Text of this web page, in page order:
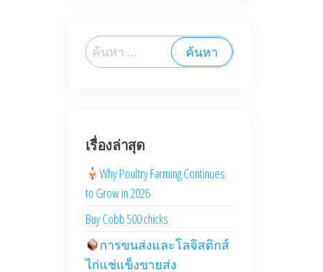
เรื่องล่าสุด
Why Poultry Farming Continues
to Grow in 2026
Buy Cobb 500 chicks
การขนส่งและโลจิสติกส์
ไก่แช่แข็งขายส่ง